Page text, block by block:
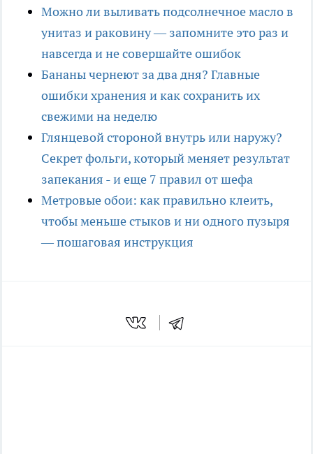
Можно ли выливать подсолнечное масло в
унитаз и раковину — запомните это раз и
навсегда и не совершайте ошибок
Бананы чернеют за два дня? Главные
ошибки хранения и как сохранить их
свежими на неделю
Глянцевой стороной внутрь или наружу?
Секрет фольги, который меняет результат
запекания - и еще 7 правил от шефа
Метровые обои: как правильно клеить,
чтобы меньше стыков и ни одного пузыря
— пошаговая инструкция